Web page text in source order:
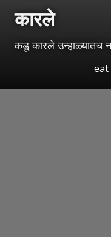
कारले
कडू कारले उन्हाळ्यातच